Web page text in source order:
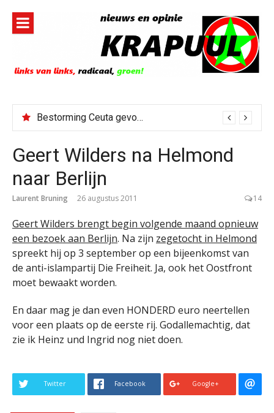
inhoud
Bestorming Ceuta gevolg van op sociale media verspreide hoax?
Geert Wilders na Helmond
naar Berlijn
Laurent Bruning 26 augustus 2011 14
Geert Wilders brengt begin volgende maand opnieuw
een bezoek aan Berlijn. Na zijn zegetocht in Helmond
spreekt hij op 3 september op een bijeenkomst van
de anti-islampartij Die Freiheit. Ja, ook het Oostfront
moet bewaakt worden.
En daar mag je dan even HONDERD euro neertellen
voor een plaats op de eerste rij. Godallemachtig, dat
zie ik Heinz und Ingrid nog niet doen.
Twitter Facebook Google+